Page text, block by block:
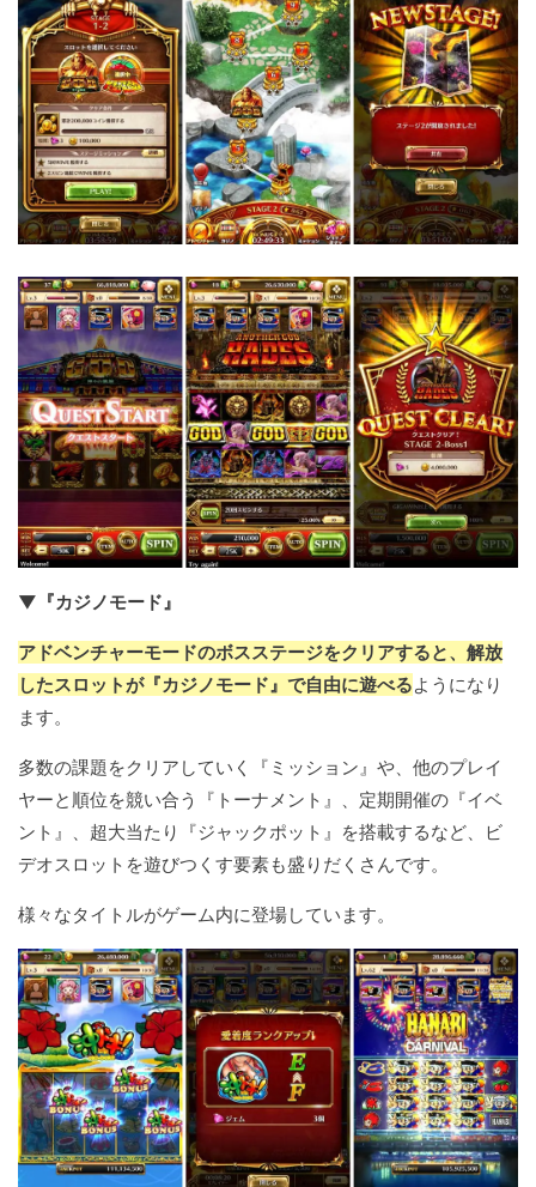
▼『カジノモード』
アドベンチャーモードのボスステージをクリアすると、解放
したスロットが『カジノモード』で自由に遊べるようになり
ます。
多数の課題をクリアしていく『ミッション』や、他のプレイ
ヤーと順位を競い合う『トーナメント』、定期開催の『イベ
ント』、超大当たり『ジャックポット』を搭載するなど、ビ
デオスロットを遊びつくす要素も盛りだくさんです。
様々なタイトルがゲーム内に登場しています。